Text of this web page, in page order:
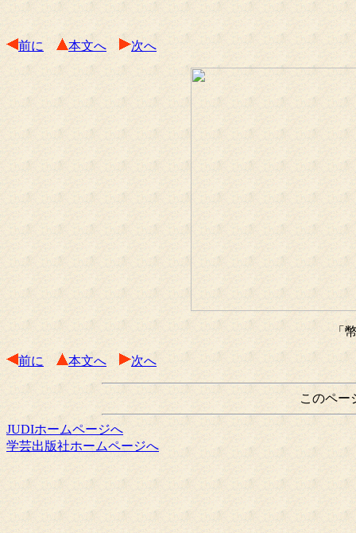
前に 本文へ 次へ
「
前に 本文へ 次へ
このペー
JUDIホームページへ
学芸出版社ホームページへ